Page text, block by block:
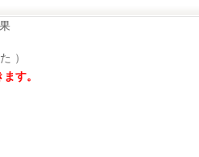
）
す。